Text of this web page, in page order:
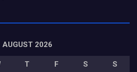
AUGUST 2026
T F S
S